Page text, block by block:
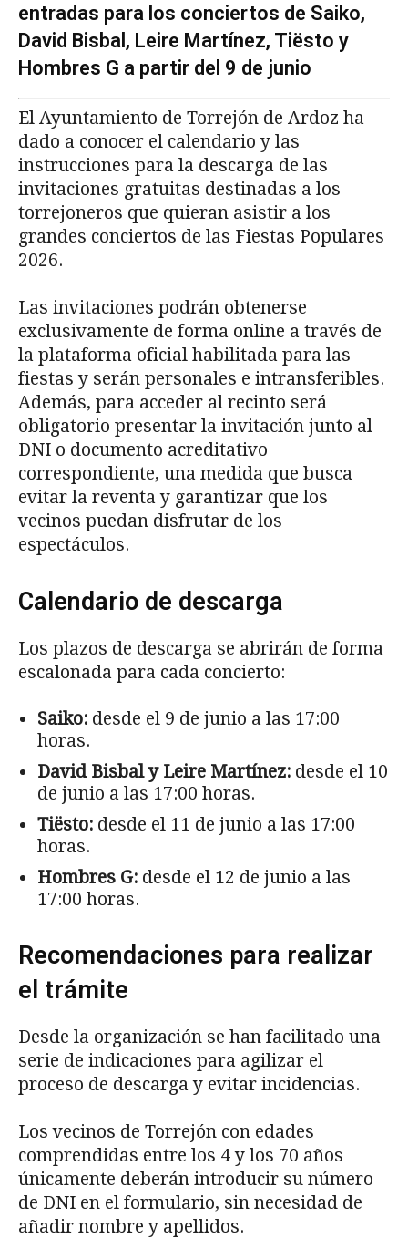
entradas para los conciertos de Saiko,
David Bisbal, Leire Martínez, Tiësto y
Hombres G a partir del 9 de junio
El Ayuntamiento de Torrejón de Ardoz ha
dado a conocer el calendario y las
instrucciones para la descarga de las
invitaciones gratuitas destinadas a los
torrejoneros que quieran asistir a los
grandes conciertos de las Fiestas Populares
2026.
Las invitaciones podrán obtenerse
exclusivamente de forma online a través de
la plataforma oficial habilitada para las
fiestas y serán personales e intransferibles.
Además, para acceder al recinto será
obligatorio presentar la invitación junto al
DNI o documento acreditativo
correspondiente, una medida que busca
evitar la reventa y garantizar que los
vecinos puedan disfrutar de los
espectáculos.
Calendario de descarga
Los plazos de descarga se abrirán de forma
escalonada para cada concierto:
Saiko: desde el 9 de junio a las 17:00
horas.
David Bisbal y Leire Martínez: desde el 10
de junio a las 17:00 horas.
Tiësto: desde el 11 de junio a las 17:00
horas.
Hombres G: desde el 12 de junio a las
17:00 horas.
Recomendaciones para realizar
el trámite
Desde la organización se han facilitado una
serie de indicaciones para agilizar el
proceso de descarga y evitar incidencias.
Los vecinos de Torrejón con edades
comprendidas entre los 4 y los 70 años
únicamente deberán introducir su número
de DNI en el formulario, sin necesidad de
añadir nombre y apellidos.